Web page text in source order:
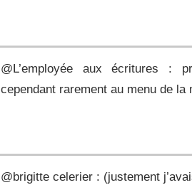
@L’employée aux écritures :
cependant rarement au menu de
@brigitte celerier : (justement